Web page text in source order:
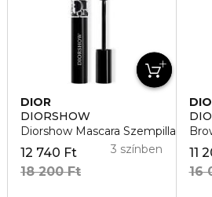
DIOR
DIORSHOW
Diorshow Mascara Szempillaspirál
12 740 Ft
18 200 Ft
3 színben
11
16